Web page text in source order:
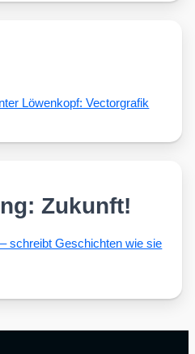
Zukunft!
schreibt Geschich­ten wie sie